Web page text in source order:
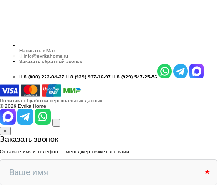
Написать в Max
info@evrikahome.ru
Заказать обратный звонок
8 (800) 222-04-27 8 (929) 937-16-97 8 (929) 547-25-56
Политика обработки персональных данных
© 2026 Evrika Home
×
Заказать звонок
Оставьте имя и телефон — менеджер свяжется с вами.